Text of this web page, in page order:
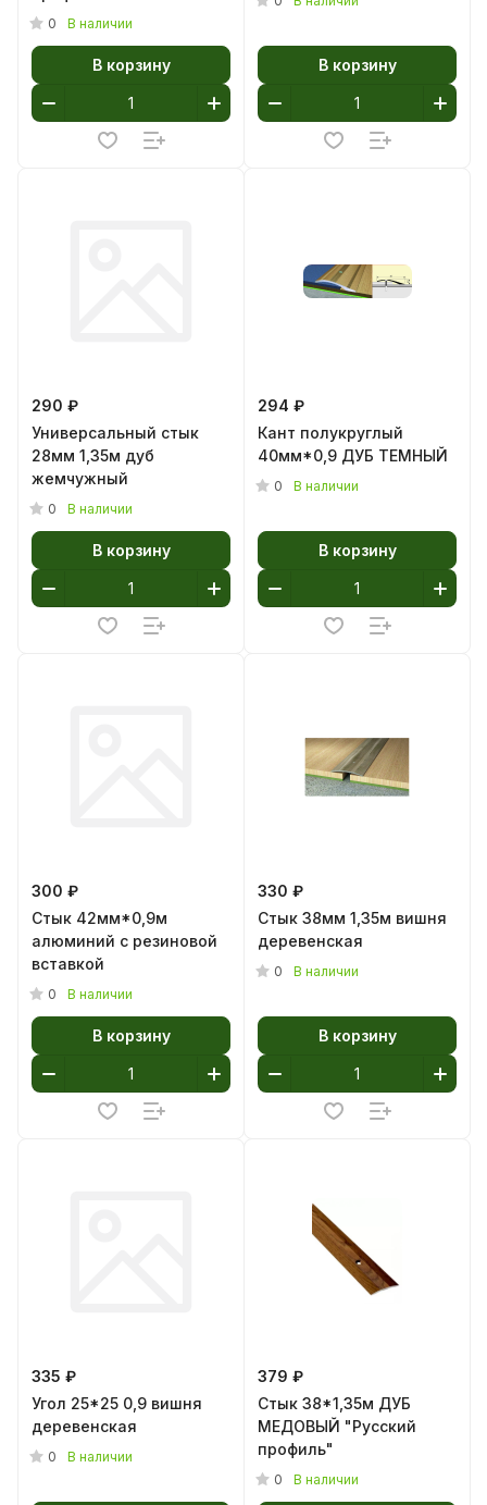
0 В наличии
В корзину В корзину
290 ₽
Универсальный стык
28мм 1,35м дуб
жемчужный
0 В наличии
В корзину
294 ₽
Кант полукруглый
40мм*0,9 ДУБ ТЕМНЫЙ
0 В наличии
В корзину
300 ₽
Стык 42мм*0,9м
алюминий с резиновой
вставкой
0 В наличии
В корзину
330 ₽
Стык 38мм 1,35м вишня
деревенская
0 В наличии
В корзину
335 ₽
Угол 25*25 0,9 вишня
деревенская
0 В наличии
379 ₽
Стык 38*1,35м ДУБ
МЕДОВЫЙ "Русский
профиль"
0 В наличии